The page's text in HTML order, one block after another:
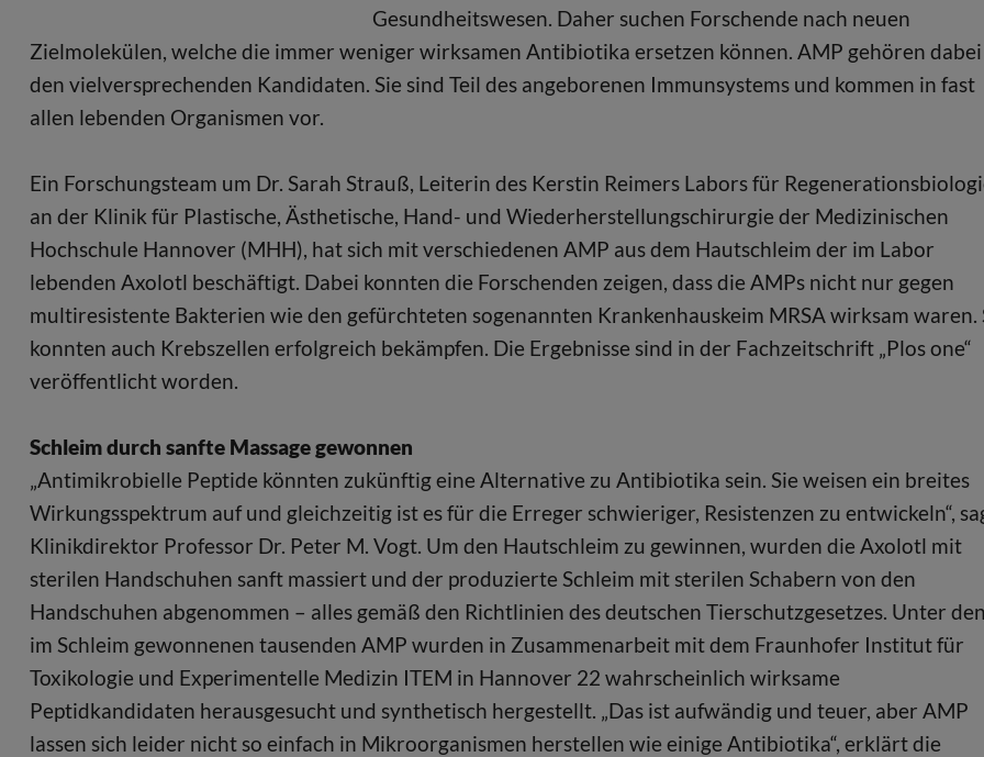
Gesundheitswesen. Daher suchen Forschende nach neuen
Zielmolekülen, welche die immer weniger wirksamen Antibiotika ersetzen können. AMP gehören dabei
den vielversprechenden Kandidaten. Sie sind Teil des angeborenen Immunsystems und kommen in fast
allen lebenden Organismen vor.
Ein Forschungsteam um Dr. Sarah Strauß, Leiterin des Kerstin Reimers Labors für
an der Klinik für Plastische, Ästhetische, Hand- und Wiederherstellungschirurgie der Medizinischen
Hochschule Hannover (MHH), hat sich mit verschiedenen AMP aus dem Hautschleim der im Labor
lebenden Axolotl beschäftigt. Dabei konnten die Forschenden zeigen, dass die AMPs nicht nur gegen
multiresistente Bakterien wie den gefürchteten sogenannten Krankenhauskeim MRSA wirksam waren.
konnten auch Krebszellen erfolgreich bekämpfen. Die Ergebnisse sind in der Fachzeitschrift „Plos one“
veröffentlicht worden.
Schleim durch sanfte Massage gewonnen
„Antimikrobielle Peptide könnten zukünftig eine Alternative zu Antibiotika sein. Sie weisen ein breites
Wirkungsspektrum auf und gleichzeitig ist es für die Erreger schwieriger, Resistenzen zu entwickeln“,
Klinikdirektor Professor Dr. Peter M. Vogt. Um den Hautschleim zu gewinnen, wurden die Axolotl mit
sterilen Handschuhen sanft massiert und der produzierte Schleim mit sterilen Schabern von den
Handschuhen abgenommen – alles gemäß den Richtlinien des deutschen Tierschutzgesetzes. Unter den
im Schleim gewonnenen tausenden AMP wurden in Zusammenarbeit mit dem Fraunhofer Institut für
Toxikologie und Experimentelle Medizin ITEM in Hannover 22 wahrscheinlich wirksame
Peptidkandidaten herausgesucht und synthetisch hergestellt. „Das ist aufwändig und teuer, aber AMP
lassen sich leider nicht so einfach in Mikroorganismen herstellen wie einige Antibiotika“, erklärt die